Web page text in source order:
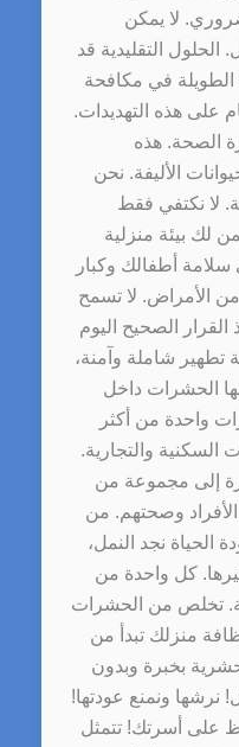
لا يمكن
التقليدية قد
الطويلة في مكافحة
على هذه التهديدات.
الصحة. هذه
الأليفة. نحن
لا نكتفي فقط
لك بيئة منزلية
أطفالك وكبار
من الأمراض. لا تسمح
الصحيح اليوم
شاملة وآمنة،
الحشرات داخل
واحدة من أكثر
السكنية والتجارية.
إلى مجموعة من
وصحتهم. من
الحياة نجد النمل،
كل واحدة من
تخلص من الحشرات
منزلك تبدأ من
بخبرة وبدون
نرشها ونمنع عودتها!
على أسرتك! تتمثل